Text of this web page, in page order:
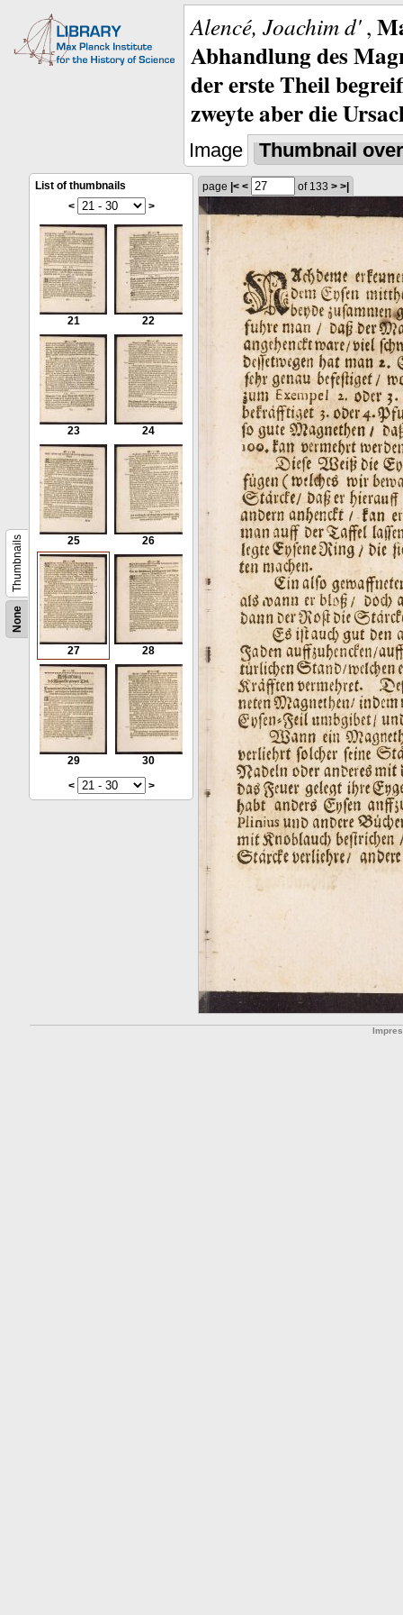
Alencé, Joachim d',
Abhandlung des
der erste Theil
zweyte aber die
Image Thumbnail
None
Thumbnails
List of thumbnails
<
>
21 22
23 24
25 26
27 28
29
30
<
>
page |< < of 133 > >|